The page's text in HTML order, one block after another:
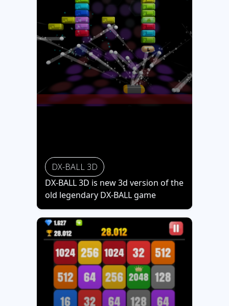
DX-BALL 3D
DX-BALL 3D is new 3d version of the
old legendary DX-BALL game